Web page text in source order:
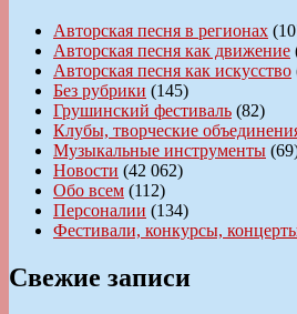
Авторская песня в регионах
Авторская песня как движение
Авторская песня как искусство
Без рубрики (145)
Грушинский фестиваль (82)
Клубы, творческие
Музыкальные инструменты
Новости (42 062)
Обо всем (112)
Персоналии (134)
Фестивали, конкурсы,
Свежие записи